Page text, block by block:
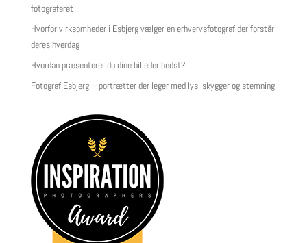
fotograferet
Hvorfor virksomheder i Esbjerg vælger en erhvervsfotograf der forstår
deres hverdag
Hvordan præsenterer du dine billeder bedst?
Fotograf Esbjerg – portrætter der leger med lys, skygger og stemning